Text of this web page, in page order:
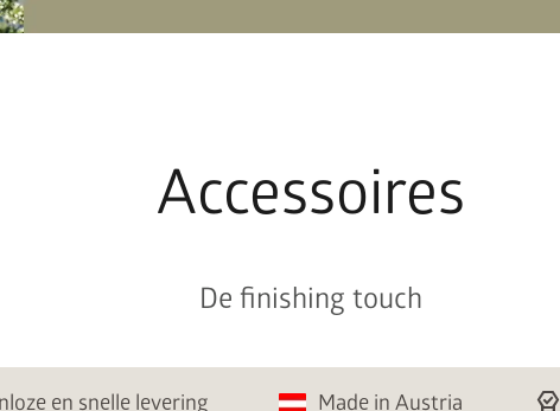
Accessoires
De finishing touch
en snelle levering Made in Austria editor_choice